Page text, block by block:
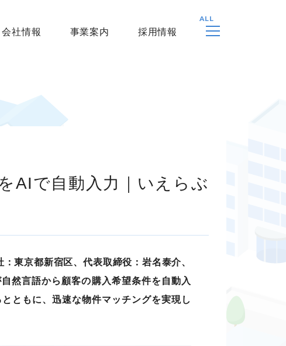
会社情報 事業案内 採用情報
AIで自動入力｜いえらぶ
東京都新宿区、代表取締役：岩名泰介、
然言語から顧客の購入希望条件を自動入
ともに、迅速な物件マッチングを実現し